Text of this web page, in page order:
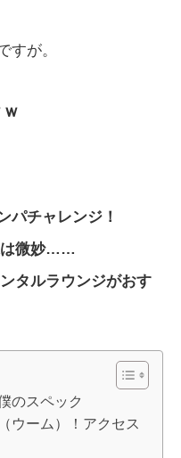
すが。
パチャレンジ！
は微妙……
タルラウンジがおす
のスペック
ウーム）！アクセス